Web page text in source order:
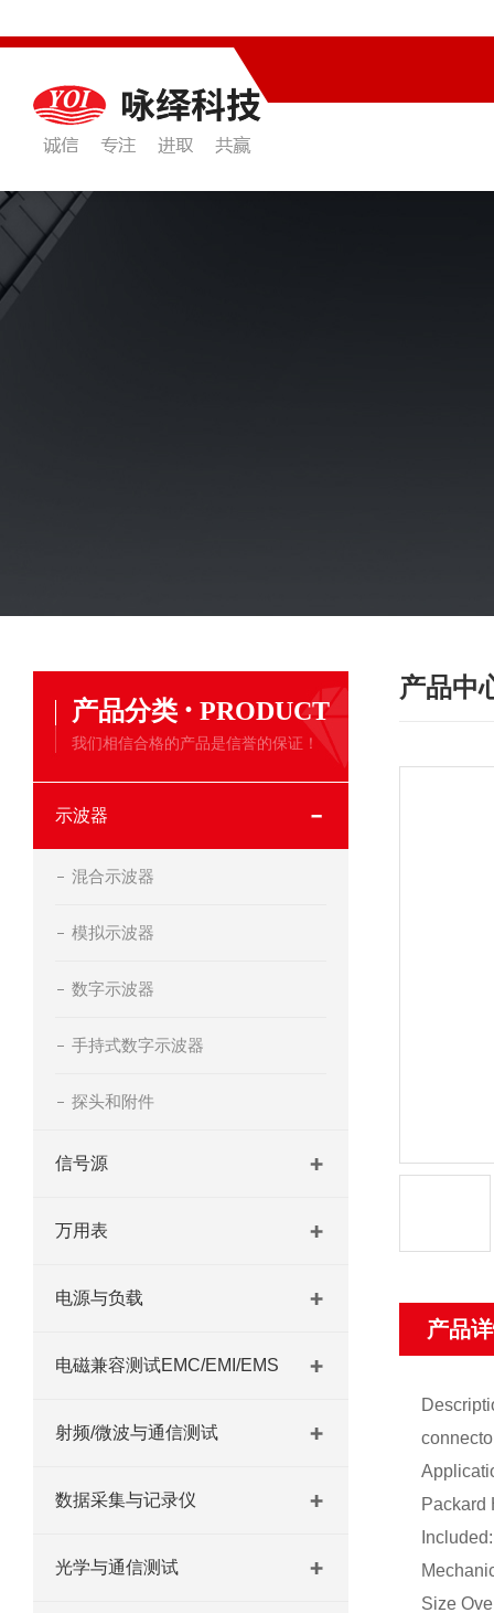
产品分类 · PRODUCT
我们相信合格的产品是信誉的保证！
示波器
混合示波器
模拟示波器
数字示波器
手持式数字示波器
探头和附件
信号源
万用表
电源与负载
电磁兼容测试EMC/EMI/EMS
射频/微波与通信测试
数据采集与记录仪
光学与通信测试
产品中
产品
Packard
Size